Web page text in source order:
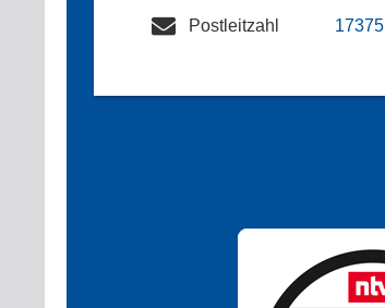
Postleitzahl 17375